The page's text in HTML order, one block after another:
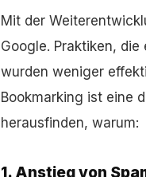
Mit der
Google. Praktiken,
wurden weniger
Bookmarking ist eine
herausfinden, warum:
1. Anstieg von